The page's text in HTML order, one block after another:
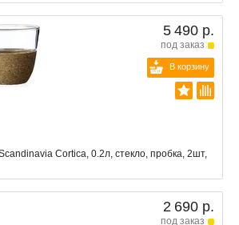
5 490 р.
под заказ
В корзину
Cortica, 0.2л, стекло, пробка, 2шт,
2 690 р.
под заказ